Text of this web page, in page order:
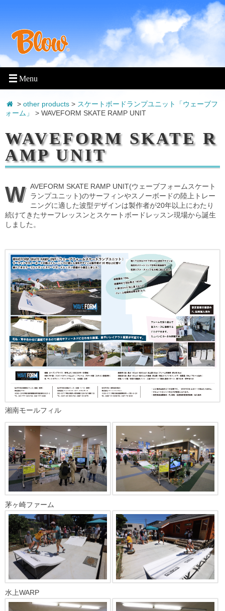
> other products> スケートボードランプユニット「ウェーブフ
ォーム」
> WAVEFORM SKATE RAMP UNIT
WAVEFORM SKATE R
AMP UNIT
WAVEFORM SKATE RAMP UNIT(ウェーブフォームスケート
ランプユニット)のサーフィンやスノーボードの陸上トレー
ニングに適した波型デザインは製作者が20年以上にわたり
続けてきたサーフレッスンとスケートボードレッスン現場から誕生
しました。
湘南モールフィル
茅ヶ崎ファーム
水上WARP